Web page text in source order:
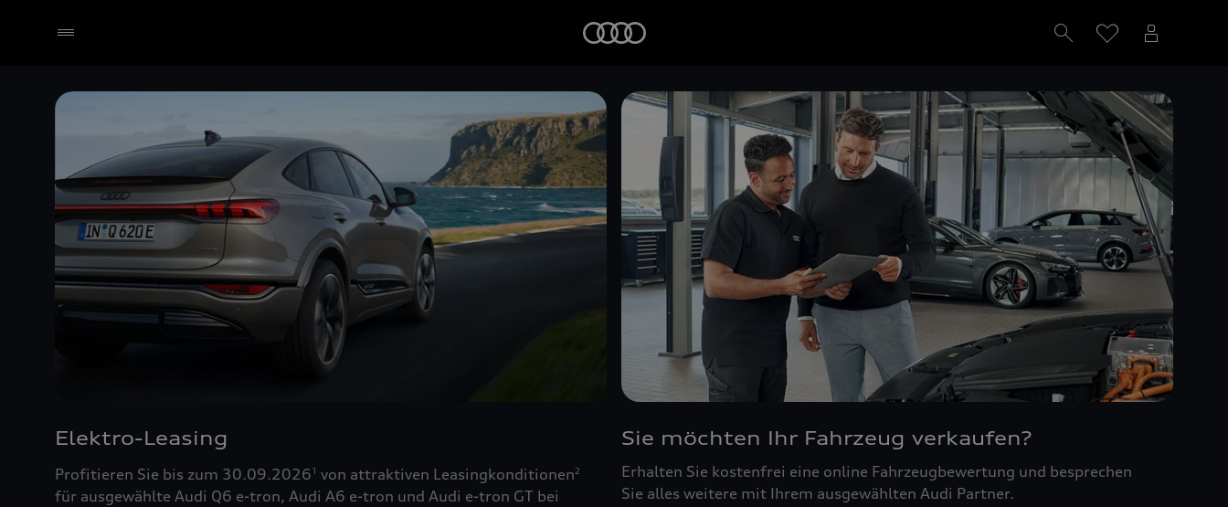
Elektro-Leasing
Profitieren Sie bis zum 30.09.20261 von attraktiven Leasingkonditionen2
für ausgewählte Audi Q6 e-tron, Audi A6 e-tron und Audi e-tron GT bei
Sie möchten Ihr Fahrzeug verkaufen?
Erhalten Sie kostenfrei eine online Fahrzeugbewertung und besprechen
Sie alles weitere mit Ihrem ausgewählten Audi Partner.